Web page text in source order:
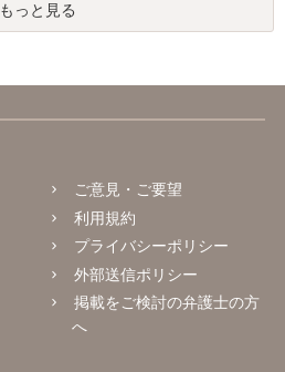
もっと見る
ご意見・ご要望
利用規約
プライバシーポリシー
外部送信ポリシー
掲載をご検討の弁護士の方
へ